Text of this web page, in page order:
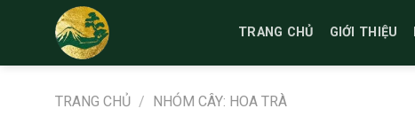
TRANG CHỦ GIỚI THIỆU
TRANG CHỦ / NHÓM CÂY: HOA TRÀ